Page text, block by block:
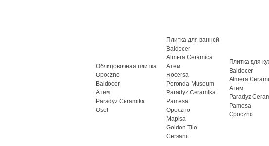
Облицовочная плитка
Opoczno
Baldocer
Атем
Paradyz Ceramika
Oset
Плитка для ванной
Baldocer
Almera Ceramica
Атем
Rocersa
Peronda-Museum
Paradyz Ceramika
Pamesa
Opoczno
Mapisa
Golden Tile
Cersanit
Плитка для
Baldocer
Almera
Атем
Paradyz
Pamesa
Opoczno